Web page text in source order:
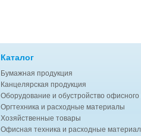
Каталог
Бумажная продукция
Канцелярская продукция
Оборудование и обустройство
Оргтехника и расходные материалы
Хозяйственные товары
Офисная техника и расходные